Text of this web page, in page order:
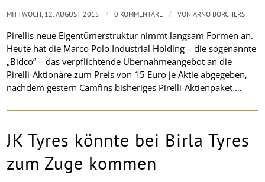
Pirellis neue Eigentümerstruktur nimmt langsam Formen an.
Heute hat die Marco Polo Industrial Holding – die sogenannte
„Bidco“ – das verpflichtende Übernahmeangebot an die
Pirelli-Aktionäre zum Preis von 15 Euro je Aktie abgegeben,
nachdem gestern Camfins bisheriges Pirelli-Aktienpaket …
MITTWOCH, 12. AUGUST 2015 / 0 KOMMENTARE / VONARNO BORCHERS
JK Tyres könnte bei Birla Tyres
zum Zuge kommen